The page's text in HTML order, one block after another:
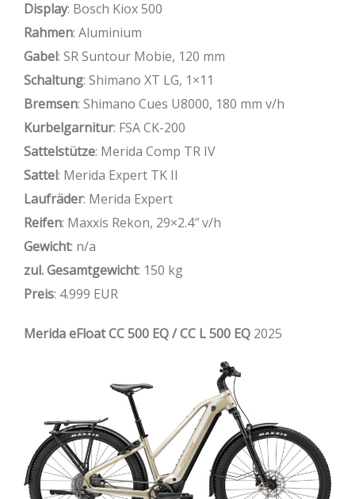
Display: Bosch Kiox 500
Rahmen: Aluminium
Gabel: SR Suntour Mobie, 120 mm
Schaltung: Shimano XT LG, 1×11
Bremsen: Shimano Cues U8000, 180 mm v/h
Kurbelgarnitur: FSA CK-200
Sattelstütze: Merida Comp TR IV
Sattel: Merida Expert TK II
Laufräder: Merida Expert
Reifen: Maxxis Rekon, 29×2.4″ v/h
Gewicht: n/a
zul. Gesamtgewicht: 150 kg
Preis: 4.999 EUR
Merida eFloat CC 500 EQ / CC L 500 EQ 2025